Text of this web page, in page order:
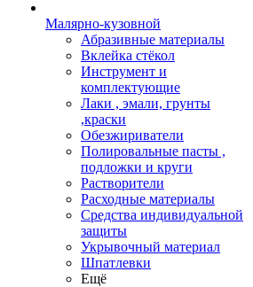
Малярно-кузовной
Абразивные материалы
Вклейка стёкол
Инструмент и
комплектующие
Лаки , эмали, грунты
,краски
Обезжириватели
Полировальные пасты ,
подложки и круги
Растворители
Расходные материалы
Средства индивидуальной
защиты
Укрывочный материал
Шпатлевки
Ещё